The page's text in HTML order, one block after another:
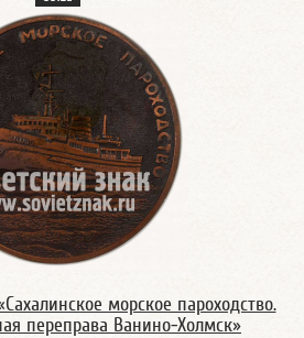
морское пароходство.
переправа Ванино-Холмск»